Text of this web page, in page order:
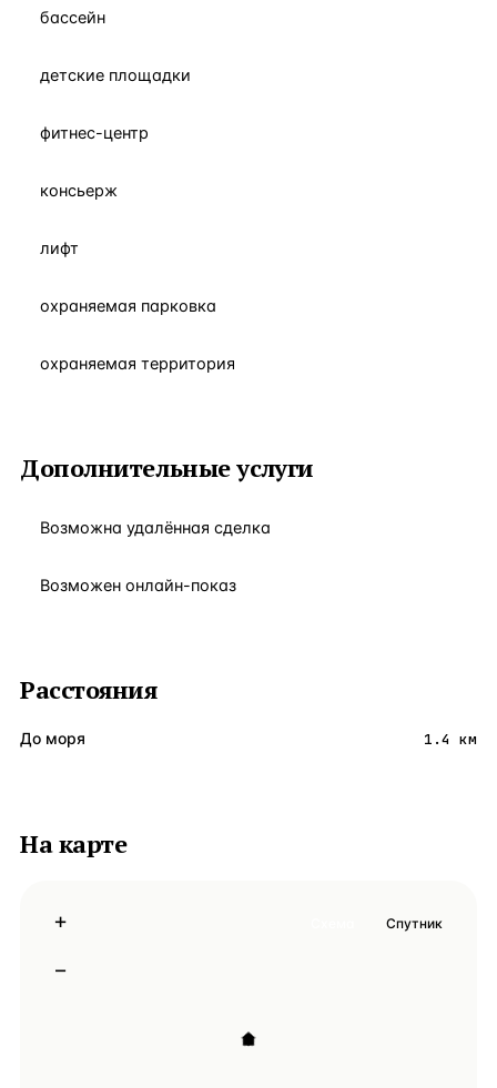
бассейн
детские площадки
фитнес-центр
консьерж
лифт
охраняемая парковка
охраняемая территория
Дополнительные услуги
Возможна удалённая сделка
Возможен онлайн-показ
Расстояния
До моря 1.4 км
На карте
+
−
Спутник